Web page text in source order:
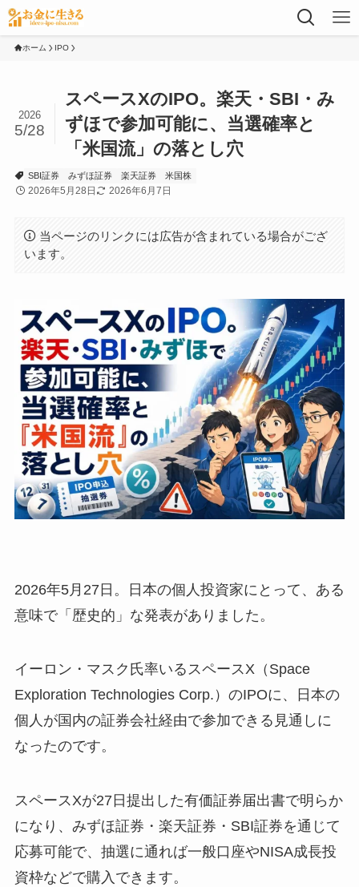
ホーム IPO
スペースXのIPO。楽天・SBI・み
ずほで参加可能に、当選確率と
「米国流」の落とし穴
2026
5/28
SBI証券 みずほ証券 楽天証券 米国株
2026年5月28日 2026年6月7日
当ページのリンクには広告が含まれている場合がござ
います。
2026年5月27日。日本の個人投資家にとって、ある
意味で「歴史的」な発表がありました。
イーロン・マスク氏率いるスペースX（Space
Exploration Technologies Corp.）のIPOに、日本の
個人が国内の証券会社経由で参加できる見通しに
なったのです。
スペースXが27日提出した有価証券届出書で明らか
になり、みずほ証券・楽天証券・SBI証券を通じて
応募可能で、抽選に通れば一般口座やNISA成長投
資枠などで購入できます。